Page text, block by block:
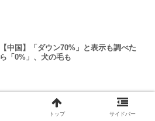
【中国】「ダウン70%」と表示も調べた
ら「0%」、犬の毛も
トップ サイドバー